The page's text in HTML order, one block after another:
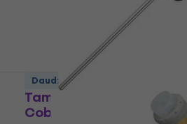
Tama CB900PS Power-
Cobra Felt Basbungas
Daudzuma atlaide